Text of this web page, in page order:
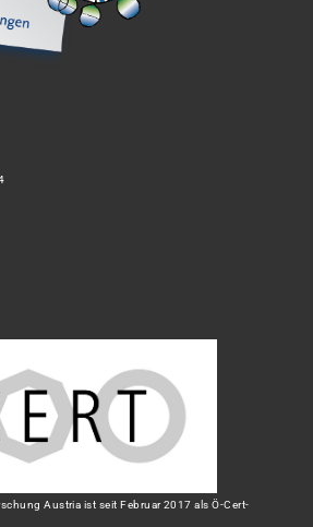
Austria ist seit Februar 2017 als Ö-Cert-